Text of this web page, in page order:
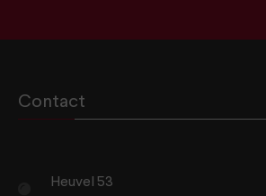
Contact
Heuvel 53